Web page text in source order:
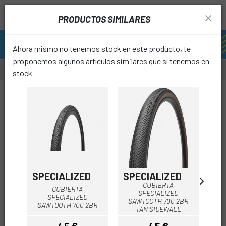
PRODUCTOS SIMILARES
Ahora mismo no tenemos stock en este producto, te
proponemos algunos artículos similares que sí tenemos en
stock
SPECIALIZED
CUBIERTA
SPECIALIZED
SAWTOOTH 700 2BR
SPECIALIZED
CUBIERTA
SPECIALIZED
SAWTOOTH 700 2BR
TAN SIDEWALL